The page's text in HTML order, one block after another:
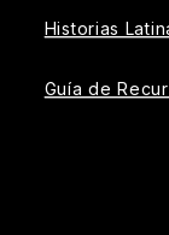
Historias
Guía de